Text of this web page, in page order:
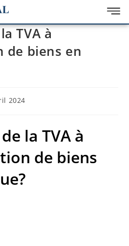
TVA à
de biens en
2024
la TVA à
de biens